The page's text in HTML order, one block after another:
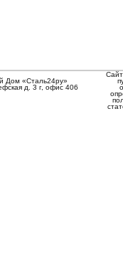
Дом «Сталь24ру»
д. 3 г, офис 406